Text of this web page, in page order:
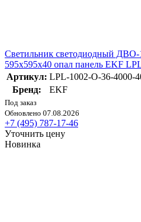
Светильник светодиодный ДВО-
595х595х40 опал панель EKF
Артикул: LPL-1002-O-36-4000-
Бренд:
EKF
Под заказ
Обновлено 07.08.2026
+7 (495) 787-17-46
Уточнить цену
Новинка